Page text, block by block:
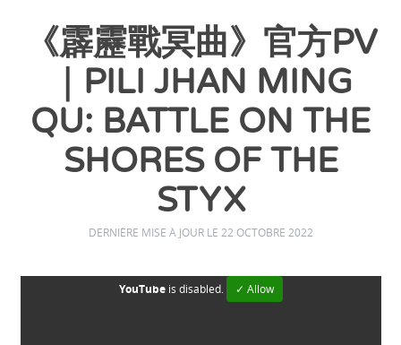
《霹靂戰冥曲》官方PV
｜PILI JHAN MING
QU: BATTLE ON THE
SHORES OF THE
STYX
DERNIÈRE MISE À JOUR LE 22 OCTOBRE 2022
YouTubeis disabled. ✓ Allow